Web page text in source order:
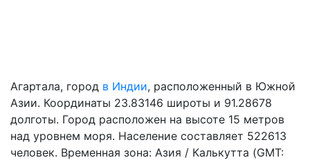
Агартала, город в Индии, расположенный в Южной
Азии. Координаты 23.83146 широты и 91.28678
долготы. Город расположен на высоте 15 метров
над уровнем моря. Население составляет 522613
человек. Временная зона: Азия / Калькутта (GMT: